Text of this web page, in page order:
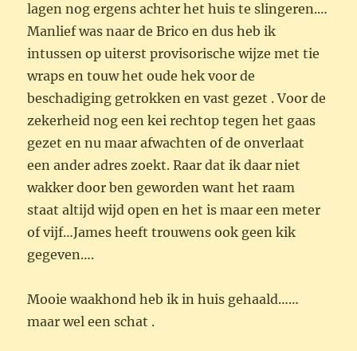
lagen nog ergens achter het huis te slingeren.…
Manlief was naar de Brico en dus heb ik
intussen op uiterst provisorische wijzemet tie
wraps en touw het oude hek voor de
beschadiging getrokken en vast gezet . Voor de
zekerheid nog een kei rechtop tegen het gaas
gezet en nu maar afwachten of de onverlaat
een ander adres zoekt. Raar dat ik daar niet
wakker door ben geworden want het raam
staat altijd wijd open en het is maar een meter
of vijf…James heeft trouwens ook geen kik
gegeven….
Mooie waakhond heb ik in huis gehaald……
maar wel een schat .